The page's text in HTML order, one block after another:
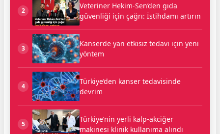
2
Veteriner Hekim-Sen’den gıda
güvenliği için çağrı: İstihdamı artırın
3
Kanserde yan etkisiz tedavi için yeni
yöntem
4
Türkiye’den kanser tedavisinde
devrim
5
Türkiye’nin yerli kalp-akciğer
makinesi klinik kullanıma alındı